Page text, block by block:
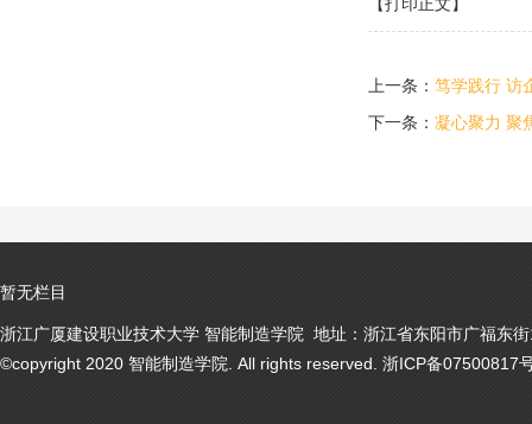
上一条： 笃学践行 访
下一条： 凝心聚力 聚
暂无栏目
浙江广厦建设职业技术大学 智能制造学院 地址：浙江省东阳市广福东
©copyright 2020 智能制造学院. All rights reserved. 浙ICP备07500817